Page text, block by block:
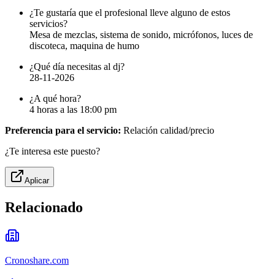
¿Te gustaría que el profesional lleve alguno de estos
servicios?
Mesa de mezclas, sistema de sonido, micrófonos, luces de
discoteca, maquina de humo
¿Qué día necesitas al dj?
28-11-2026
¿A qué hora?
4 horas a las 18:00 pm
Preferencia para el servicio: Relación calidad/precio
¿Te interesa este puesto?
Aplicar
Relacionado
Cronoshare.com